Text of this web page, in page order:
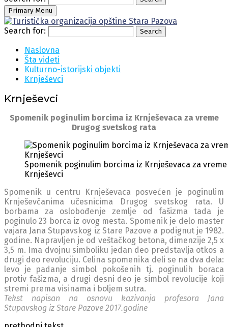
Primary Menu
Search for: Search
Naslovna
Šta videti
Kulturno-istorijski objekti
Krnješevci
Krnješevci
Spomenik poginulim borcima iz Krnješevaca za vreme
Drugog svetskog rata
Spomenik poginulim borcima iz Krnješevaca za
Krnješevci
Spomenik u centru Krnješevaca posvećen je poginulim
Krnješevčanima učesnicima Drugog svetskog rata. U
borbama za oslobođenje zemlje od fašizma tada je
poginulo 23 borca iz ovog mesta. Spomenik je delo master
vajara Jana Stupavskog iz Stare Pazove a podignut je 1982.
godine. Napravljen je od veštačkog betona, dimenzije 2,5 x
3,5 m. Ima dvojnu simboliku jedan deo predstavlja otkos a
drugi deo revoluciju. Celina spomenika deli se na dva dela:
levo je padanje simbol pokošenih tj. poginulih boraca
protiv fašizma, a drugi desni deo je simbol revolucije koji
stremi prema visinama i boljem sutra.
Tekst napisan na osnovu kazivanja profesora Jana
Stupavskog iz Stare Pazove 2017.godine